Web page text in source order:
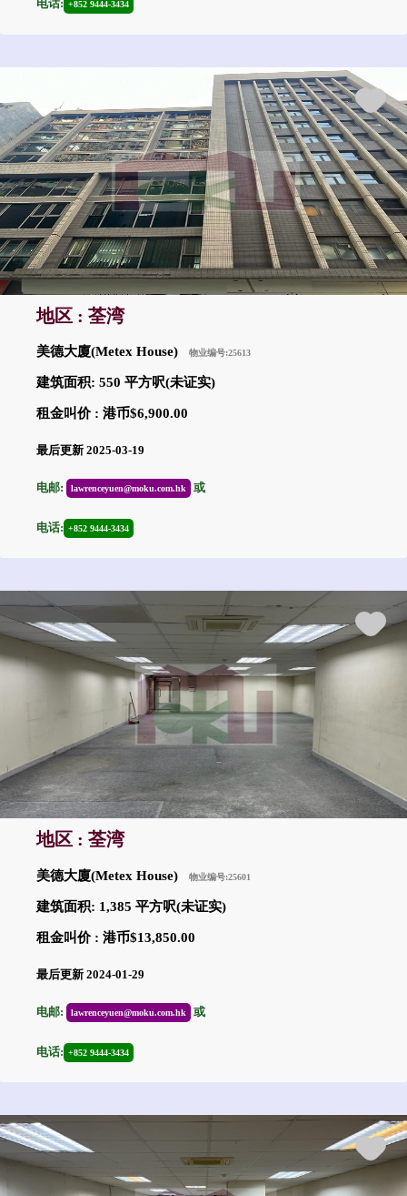
电话: +852 9444-3434
地区 : 荃湾
美德大廈(Metex House) 物业编号:25613
建筑面积: 550 平方呎(未证实)
租金叫价 : 港币$6,900.00
最后更新 2025-03-19
电邮: lawrenceyuen@moku.com.hk 或
电话: +852 9444-3434
地区 : 荃湾
美德大廈(Metex House) 物业编号:25601
建筑面积: 1,385 平方呎(未证实)
租金叫价 : 港币$13,850.00
最后更新 2024-01-29
电邮: lawrenceyuen@moku.com.hk 或
电话: +852 9444-3434